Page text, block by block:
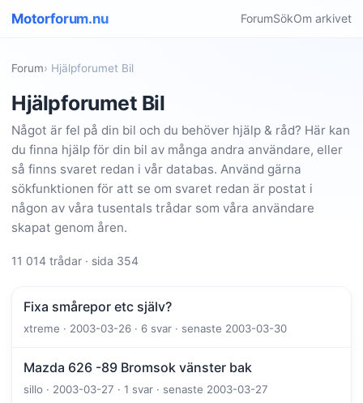
Motorforum.nu ForumSökOm arkivet
Forum› Hjälpforumet Bil
Hjälpforumet Bil
Något är fel på din bil och du behöver hjälp & råd? Här kan
du finna hjälp för din bil av många andra användare, eller
så finns svaret redan i vår databas. Använd gärna
sökfunktionen för att se om svaret redan är postat i
någon av våra tusentals trådar som våra användare
skapat genom åren.
11 014 trådar · sida 354
Fixa smårepor etc själv?
xtreme · 2003-03-26 · 6 svar · senaste 2003-03-30
Mazda 626 -89 Bromsok vänster bak
sillo · 2003-03-27 · 1 svar · senaste 2003-03-27